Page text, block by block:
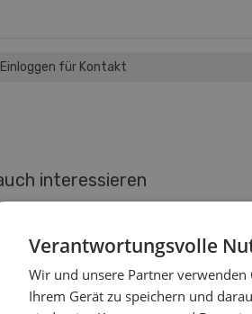
Einloggen für Kontakt
interessieren
zu verkaufen
Diverses zu
verkaufen
zu
Verantwortungsvolle
Wir und unsere Partner
Ihrem Gerät zu speichern und